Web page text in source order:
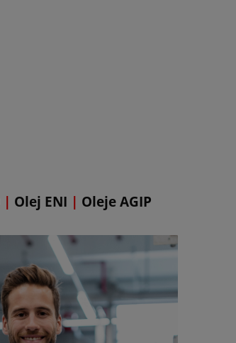
| Olej ENI | Oleje AGIP